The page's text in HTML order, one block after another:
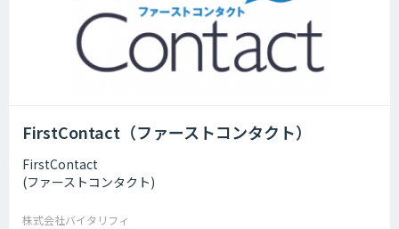
FirstContact（ファーストコンタクト）
FirstContact
(ファーストコンタクト)
株式会社バイタリフィ